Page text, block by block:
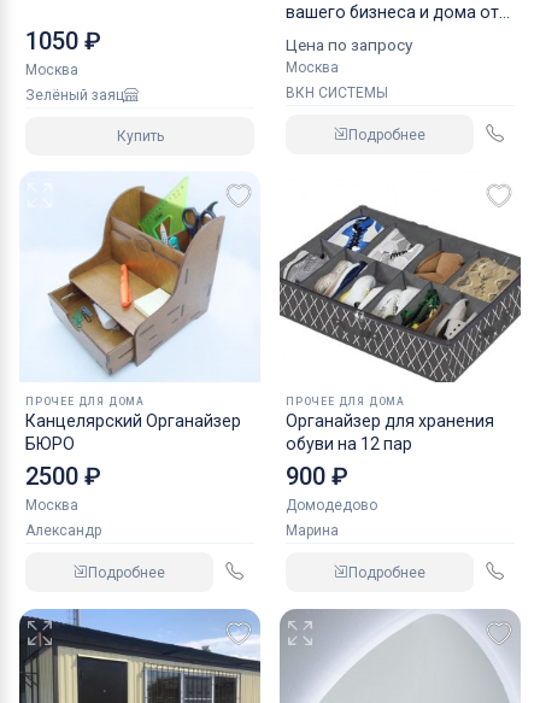
1050 ₽
Москва
Зелёный заяц
Купить
вашего бизнеса и дома от
Цена по запросу
Москва
ВКН СИСТЕМЫ
Подробнее
ПРОЧЕЕ ДЛЯ ДОМА
Канцелярский Органайзер
БЮРО
2500 ₽
Москва
Александр
Подробнее
ПРОЧЕЕ ДЛЯ ДОМА
Органайзер для хранения
обуви на 12 пар
900 ₽
Домодедово
Марина
Подробнее